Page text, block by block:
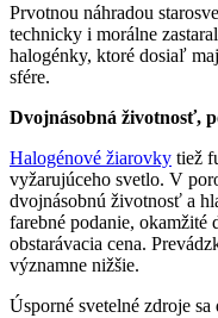
Prvotnou náhradou
technicky i morálne
halogénky, ktoré dosiaľ
sfére.
Dvojnásobná životnosť,
Halogénové žiarovky tiež
vyžarujúceho svetlo. V
dvojnásobnú životnosť a
farebné podanie, okamžité
obstarávacia cena.
významne nižšie.
Úsporné svetelné zdroje